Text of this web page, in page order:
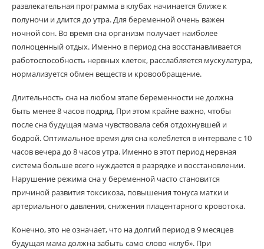
развлекательная программа в клубах начинается ближе к
полуночи и длится до утра. Для беременной очень важен
ночной сон. Во время сна организм получает наиболее
полноценный отдых. Именно в период сна восстанавливается
работоспособность нервных клеток, расслабляется мускулатура,
нормализуется обмен веществ и кровообращение.
Длительность сна на любом этапе беременности не должна
быть менее 8 часов подряд. При этом крайне важно, чтобы
после сна будущая мама чувствовала себя отдохнувшей и
бодрой. Оптимальное время для сна колеблется в интервале с 10
часов вечера до 8 часов утра. Именно в этот период нервная
система больше всего нуждается в разрядке и восстановлении.
Нарушение режима сна у беременной часто становится
причиной развития токсикоза, повышения тонуса матки и
артериального давления, снижения плацентарного кровотока.
Конечно, это не означает, что на долгий период в 9 месяцев
будущая мама должна забыть само слово «клуб». При